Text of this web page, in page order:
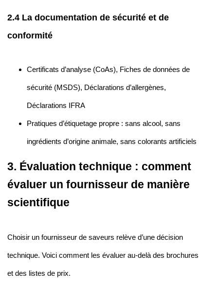
2.4 La documentation de sécurité et de
conformité
Certificats d’analyse (CoAs), Fiches de données de
sécurité (MSDS), Déclarations d’allergènes,
Déclarations IFRA
Pratiques d’étiquetage propre : sans alcool, sans
ingrédients d’origine animale, sans colorants artificiels
3. Évaluation technique : comment
évaluer un fournisseur de manière
scientifique
Choisir un fournisseur de saveurs relève d’une décision
technique. Voici comment les évaluer au-delà des brochures
et des listes de prix.